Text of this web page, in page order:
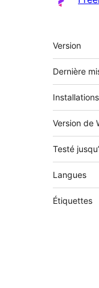
Méta
Version
Dernière
Version de
Testé
Langues
Étiquettes